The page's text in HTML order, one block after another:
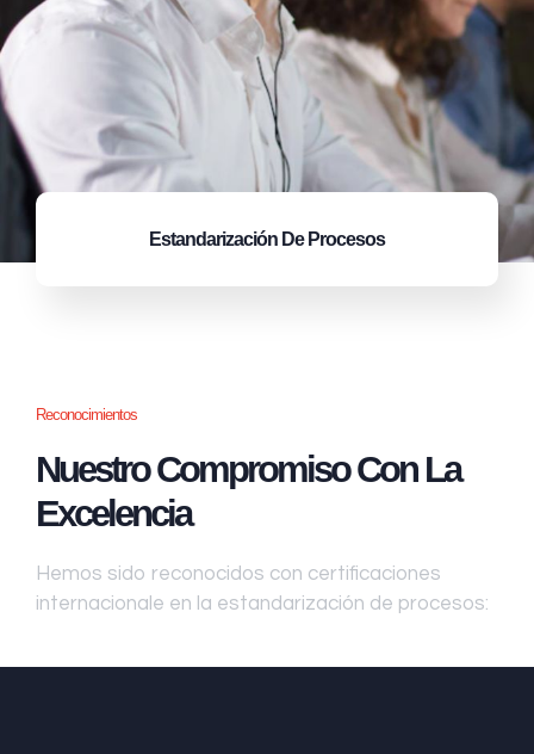
Estandarización De Procesos
Reconocimientos
Nuestro Compromiso Con La
Excelencia
Hemos sido reconocidos con certificaciones
internacionale en la estandarización de procesos: